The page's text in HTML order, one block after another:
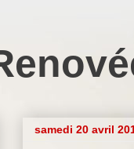
samedi 20 avril